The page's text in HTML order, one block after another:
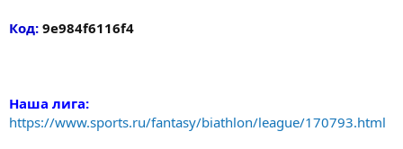
Код: 9e984f6116f4
Наша лига:
https://www.sports.ru/fantasy/biathlon/league/170793.html